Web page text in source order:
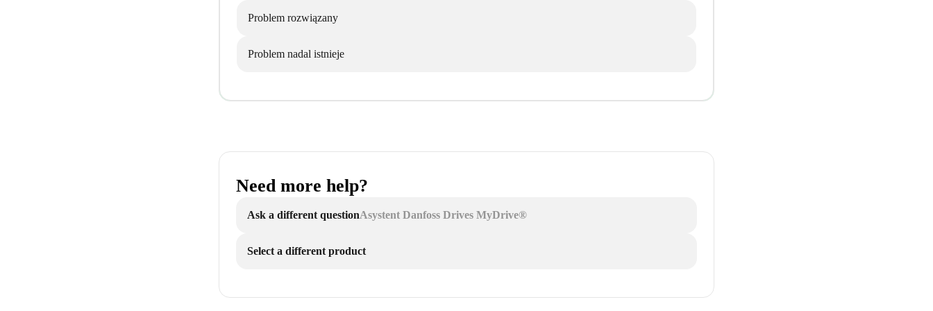
Problem rozwiązany
Problem nadal istnieje
Need more help?
Ask a different questionAsystent Danfoss Drives MyDrive®
Select a different product